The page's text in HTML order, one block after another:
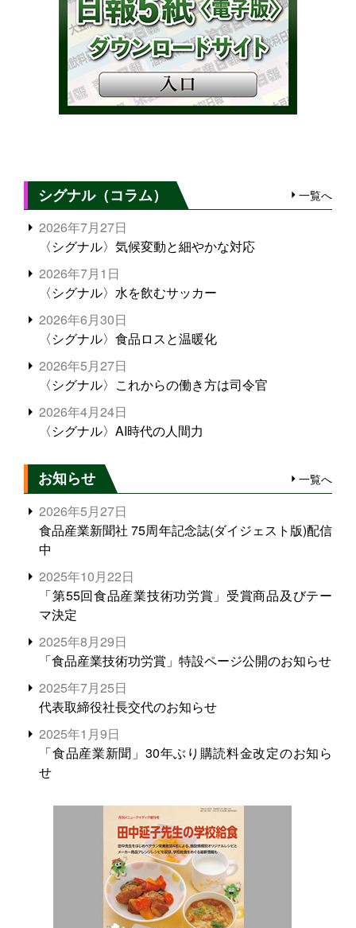
シグナル（コラム） 一覧へ
2026年7月27日
〈シグナル〉気候変動と細やかな対応
2026年7月1日
〈シグナル〉水を飲むサッカー
2026年6月30日
〈シグナル〉食品ロスと温暖化
2026年5月27日
〈シグナル〉これからの働き方は司令官
2026年4月24日
〈シグナル〉AI時代の人間力
お知らせ 一覧へ
2026年5月27日
食品産業新聞社 75周年記念誌(ダイジェスト版)配信
中
2025年10月22日
「第55回食品産業技術功労賞」受賞商品及びテー
マ決定
2025年8月29日
「食品産業技術功労賞」特設ページ公開のお知らせ
2025年7月25日
代表取締役社長交代のお知らせ
2025年1月9日
「食品産業新聞」30年ぶり購読料金改定のお知ら
せ